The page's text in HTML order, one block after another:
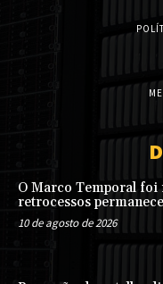
O Marco Temporal
retrocessos permanece
10 de agosto de 2026